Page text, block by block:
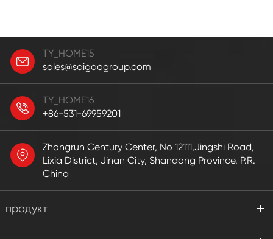
TY_HOME15
sales@saigaogroup.com
TY_HOME16
+86-531-69959201
Zhongrun Century Center, No 12111,Jingshi Road,
Lixia District, Jinan City, Shandong Province. P.R.
China
продукт